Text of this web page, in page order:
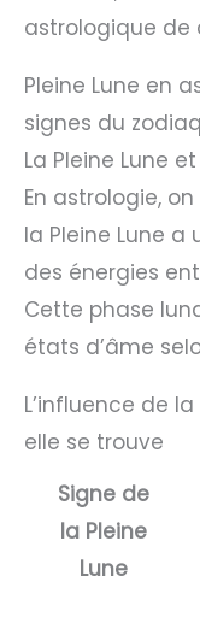
astrologique de
Pleine Lune en
signes du
La Pleine Lune
En astrologie,
la Pleine Lune a
des énergies
Cette phase
états d’âme
L’influence de
elle se trouve
Signe de
la Pleine
Lune